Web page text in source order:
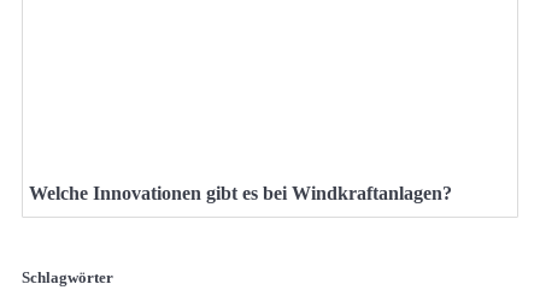
Welche Innovationen gibt es bei Windkraftanlagen?
Schlagwörter